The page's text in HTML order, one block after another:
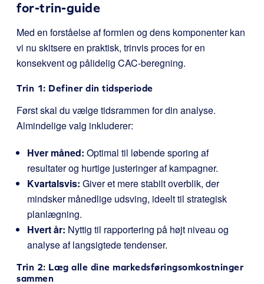
for-trin-guide
Med en forståelse af formlen og dens komponenter kan
vi nu skitsere en praktisk, trinvis proces for en
konsekvent og pålidelig CAC-beregning.
Trin 1: Definer din tidsperiode
Først skal du vælge tidsrammen for din analyse.
Almindelige valg inkluderer:
Hver måned: Optimal til løbende sporing af
resultater og hurtige justeringer af kampagner.
Kvartalsvis: Giver et mere stabilt overblik, der
mindsker månedlige udsving, ideelt til strategisk
planlægning.
Hvert år: Nyttig til rapportering på højt niveau og
analyse af langsigtede tendenser.
Trin 2: Læg alle dine markedsføringsomkostninger
sammen